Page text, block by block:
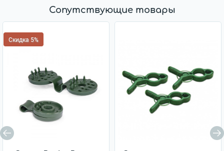
Сопутствующие товары
Скидка 5%